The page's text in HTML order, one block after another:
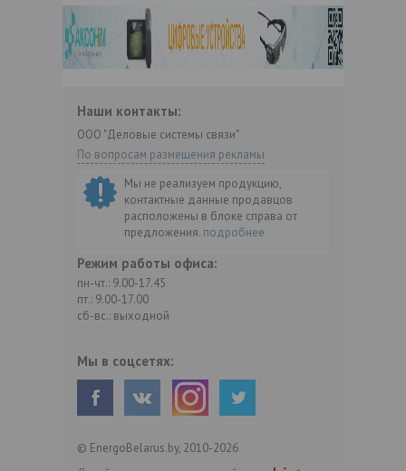
Наши контакты:
ООО "Деловые системы связи"
По вопросам размещения рекламы
Мы не реализуем продукцию,
контактные данные продавцов
расположены в блоке справа от
предложения. подробнее
Режим работы офиса:
пн-чт.: 9.00-17.45
пт.: 9.00-17.00
сб-вс.: выходной
Мы в соцсетях:
© EnergoBelarus.by, 2010-2026